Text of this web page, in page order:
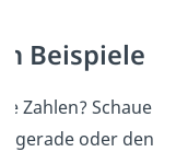
Beispiele
Zahlen? Schaue
oder den